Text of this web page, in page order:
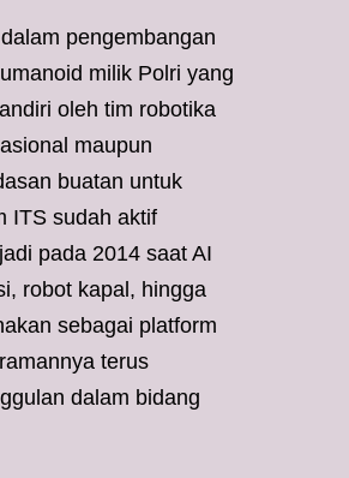
pengembangan
milik Polri yang
oleh tim robotika
maupun
buatan untuk
ITS sudah aktif
pada 2014 saat AI
robot kapal, hingga
sebagai platform
terus
dalam bidang